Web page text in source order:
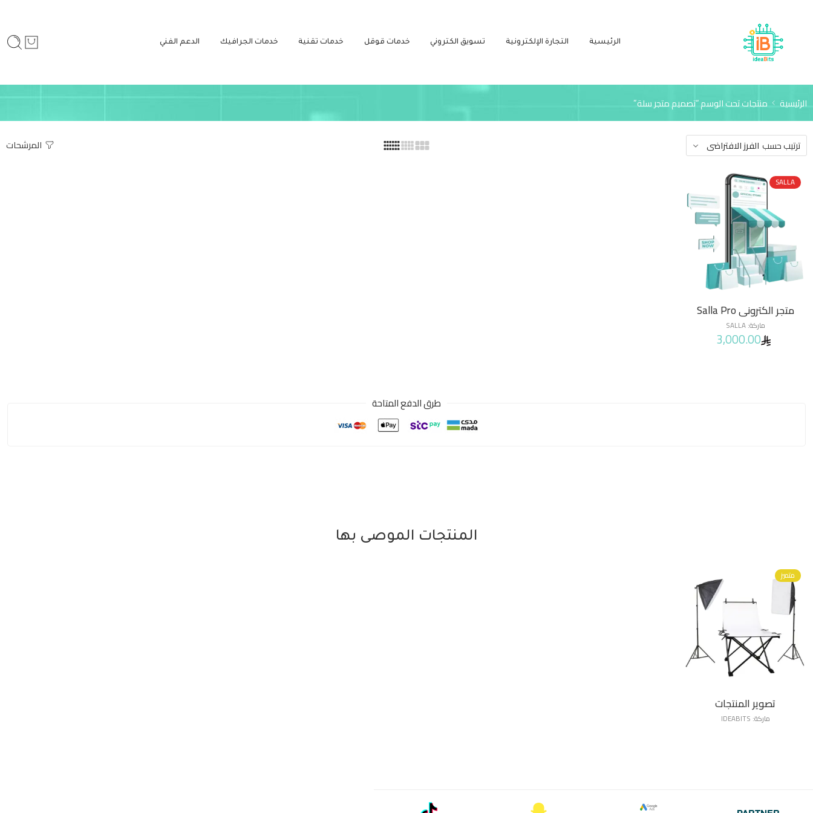
الرئيسية التجارة الإلكترونية تسويق الكتروني خدمات قوقل خدمات تقنية خدمات الجرافيك الدعم الفني
الرئيسية منتجات تحت الوسم “تصميم متجر سلة”
المرشحات ترتيب حسب الفرز الافتراضى
SALLA
ماركة:SALLA
متجر الكتروني Salla Pro
3,000.00
طرق الدفع المتاحة
المنتجات الموصى بها
متميز
ماركة: IDEABITS
تصوير المنتجات